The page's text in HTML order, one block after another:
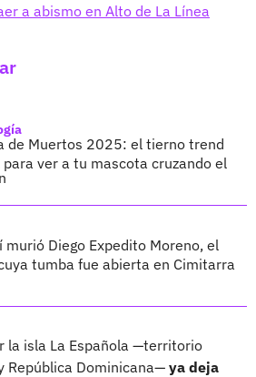
a abismo en Alto de La Línea
de Muertos 2025: el tierno trend
para ver a tu mascota cruzando el
murió Diego Expedito Moreno, el
tumba fue abierta en Cimitarra
la isla La Española —territorio
República Dominicana— ya deja